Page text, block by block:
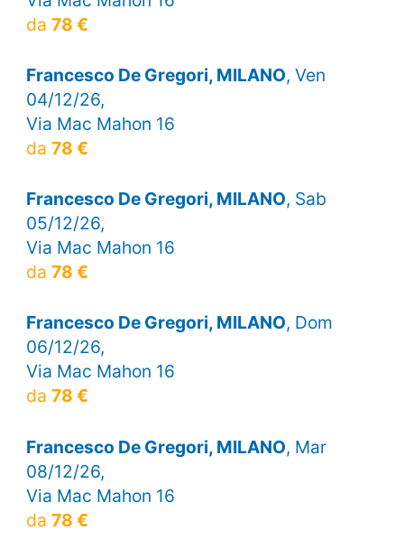
da 78 €
Francesco De Gregori, MILANO, Ven
04/12/26,
Via Mac Mahon 16
da 78 €
Francesco De Gregori, MILANO, Sab
05/12/26,
Via Mac Mahon 16
da 78 €
Francesco De Gregori, MILANO, Dom
06/12/26,
Via Mac Mahon 16
da 78 €
Francesco De Gregori, MILANO, Mar
08/12/26,
Via Mac Mahon 16
da 78 €